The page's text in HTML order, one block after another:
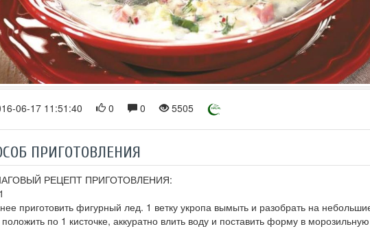
06-17 11:51:40 0 0 5505
ПРИГОТОВЛЕНИЯ
РЕЦЕПТ ПРИГОТОВЛЕНИЯ:
приготовить фигурный лед. 1 ветку укропа вымыть и разобрать на
по 1 кисточке, аккуратно влить воду и поставить форму в